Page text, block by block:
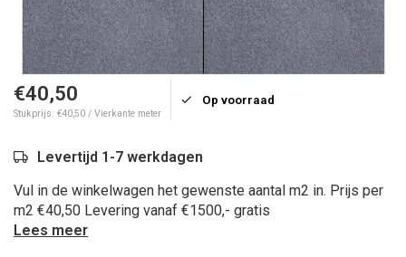
€40,50
Stukprijs: €40,50 / Vierkante meter
Op voorraad
Levertijd 1-7 werkdagen
Vul in de winkelwagen het gewenste aantal m2 in. Prijs per
m2 €40,50 Levering vanaf €1500,- gratis
Lees meer